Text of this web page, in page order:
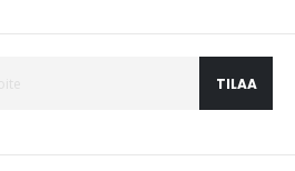
TILAA